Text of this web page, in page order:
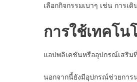
เลือกกิจกรรมเบาๆ เช่น การ
การใช้เทคโน
แอปพลิเคชันหรืออุปกรณ์เสริม
นอกจากนี้ยังมีอุปกรณ์ช่วยกา